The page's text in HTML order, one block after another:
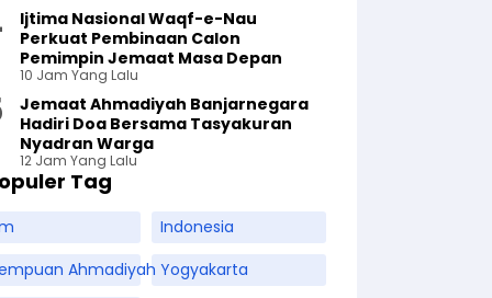
Ijtima Nasional Waqf-e-Nau
Perkuat Pembinaan Calon
Pemimpin Jemaat Masa Depan
10 Jam Yang Lalu
Jemaat Ahmadiyah Banjarnegara
Hadiri Doa Bersama Tasyakuran
Nyadran Warga
12 Jam Yang Lalu
Tag
Indonesia
Ahmadiyah Yogyakarta